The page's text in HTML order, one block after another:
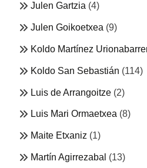
Julen Gartzia (4)
Julen Goikoetxea (9)
Koldo Martínez
Koldo San Sebastián (114)
Luis de Arrangoitze (2)
Luis Mari Ormaetxea (8)
Maite Etxaniz (1)
Martín Agirrezabal (13)